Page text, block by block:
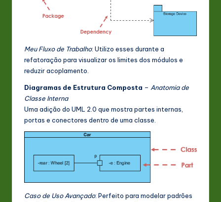
Meu Fluxo de Trabalho: Utilizo esses durante a
refatoração para visualizar os limites dos módulos e
reduzir acoplamento.
Diagramas de Estrutura Composta – Anatomia de
Classe Interna
Uma adição do UML 2.0 que mostra partes internas,
portas e conectores dentro de uma classe.
Caso de Uso Avançado: Perfeito para modelar padrões